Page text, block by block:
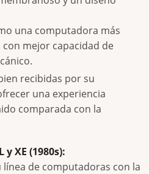
una computadora más
mejor capacidad de
recibidas por su
una experiencia
comparada con la
XE (1980s):
línea de computadoras con la